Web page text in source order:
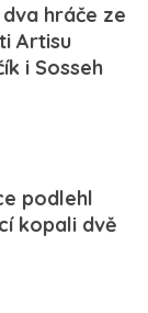
hráče ze
Artisu
i Sosseh
podlehl
kopali dvě